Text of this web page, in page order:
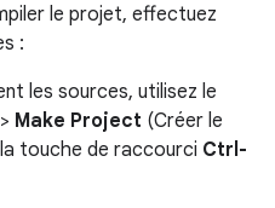
le projet, effectuez
:
les sources, utilisez le
Make Project (Créer le
touche de raccourci Ctrl-